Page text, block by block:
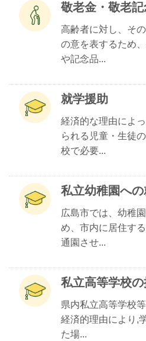
敬老金・敬老
高齢者に対し、そ
の意を表するため
や記念品...
就学援助
経済的な理由によ
られる児童・生徒
校で必要...
私立幼稚園へ
広島市では、幼稚
め、市内に居住す
通園させ...
私立高等学校
県内私立高等学校
経済的理由により,
た場...